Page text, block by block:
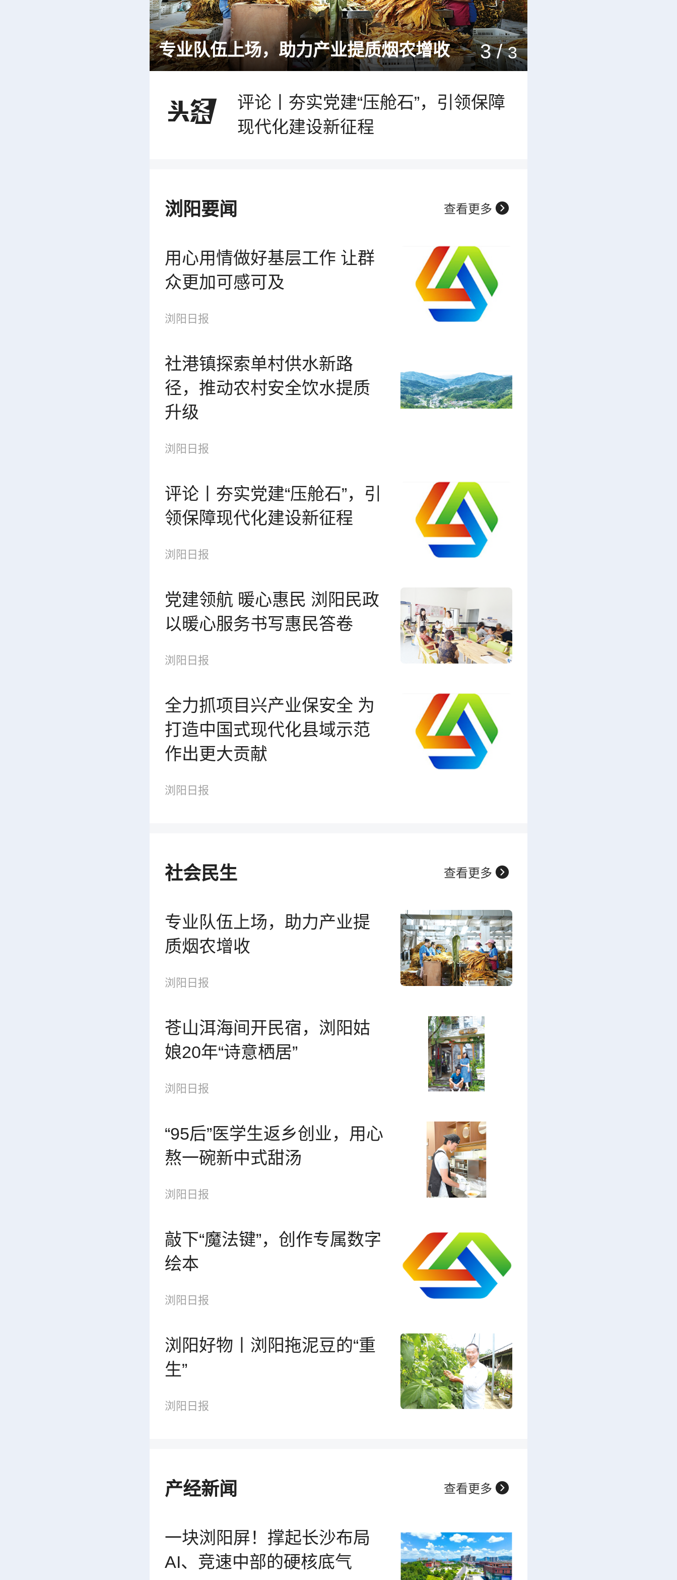
社港镇探索单村供水新路径，推动农村安全饮水提质升级 1/3

用心用情做好基层工作 让群众更加
可感可及
社港镇探索单村供水新路径，推动农
评论丨夯实党建“压舱石”，引领保障
现代化建设新征程
浏阳要闻 查看更多 
用心用情做好基层工作 让群
众更加可感可及
浏阳日报
社港镇探索单村供水新路
径，推动农村安全饮水提质
升级
浏阳日报
评论丨夯实党建“压舱石”，引
领保障现代化建设新征程
浏阳日报
党建领航 暖心惠民 浏阳民政
以暖心服务书写惠民答卷
浏阳日报
全力抓项目兴产业保安全 为
打造中国式现代化县域示范
作出更大贡献
浏阳日报
社会民生 查看更多 
专业队伍上场，助力产业提
质烟农增收
浏阳日报
苍山洱海间开民宿，浏阳姑
娘20年“诗意栖居”
浏阳日报
“95后”医学生返乡创业，用心
熬一碗新中式甜汤
浏阳日报
敲下“魔法键”，创作专属数字
绘本
浏阳日报
浏阳好物丨浏阳拖泥豆的“重
生”
浏阳日报
产经新闻 查看更多 
一块浏阳屏！撑起长沙布局
AI、竞速中部的硬核底气